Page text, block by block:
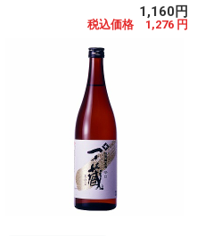
1,160円
税込価格 1,276 円